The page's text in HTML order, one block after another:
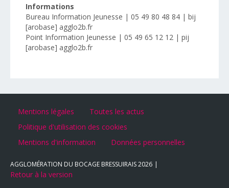
Informations
Bureau Information Jeunesse | 05 49 80 48 84 | bij
[arobase] agglo2b.fr
Point Information Jeunesse | 05 49 65 12 12 | pij
[arobase] agglo2b.fr
Mentions légales
Toutes les actus
Politique d'utilisation des cookies
Mentions d'information
Données personnelles
AGGLOMÉRATION DU BOCAGE BRESSUIRAIS2026
Retour à la version